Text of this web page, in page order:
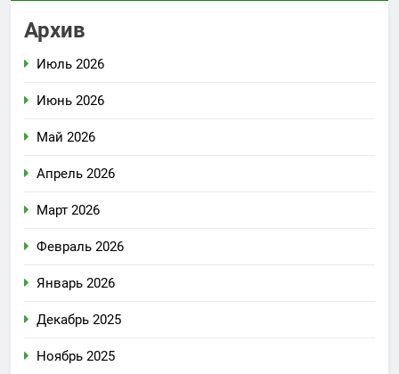
Архив
Июль 2026
Июнь 2026
Май 2026
Апрель 2026
Март 2026
Февраль 2026
Январь 2026
Декабрь 2025
Ноябрь 2025